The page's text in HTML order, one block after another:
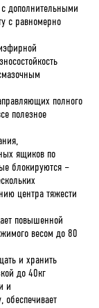
дополнительными
с равномерно
полного
полезное
ящиков по
блокируются –
центра тяжести
повышенной
весом до 80
и хранить
до 40кг
и